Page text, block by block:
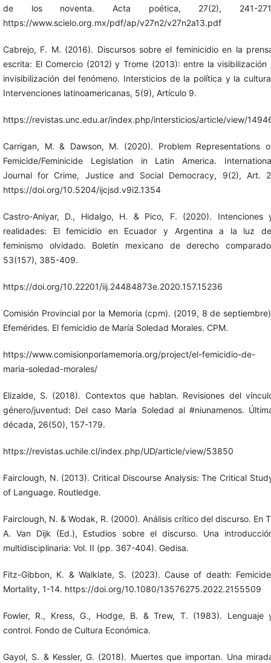
de los noventa. Acta poética, 27(2), 241-
https://www.scielo.org.mx/pdf/ap/v27n2/v27n2a13.pdf
Cabrejo, F. M. (2016). Discursos sobre el feminicidio en la
escrita: El Comercio (2012) y Trome (2013): entre la visibilización
invisibilización del fenómeno. Intersticios de la política y la
Intervenciones latinoamericanas, 5(9), Artículo 9.
https://revistas.unc.edu.ar/index.php/intersticios/article/view/
Carrigan, M. & Dawson, M. (2020). Problem Representations
Femicide/Feminicide Legislation in Latin America.
Journal for Crime, Justice and Social Democracy, 9(2), Art.
https://doi.org/10.5204/ijcjsd.v9i2.1354
Castro-Aniyar, D., Hidalgo, H. & Pico, F. (2020). Intenciones
realidades: El femicidio en Ecuador y Argentina a la luz
feminismo olvidado. Boletín mexicano de derecho
53(157), 385-409.
https://doi.org/10.22201/iij.24484873e.2020.157.15236
Comisión Provincial por la Memoria (cpm). (2019, 8 de
Efemérides. El femicidio de María Soledad Morales. CPM.
https://www.comisionporlamemoria.org/project/el-femicidio-de-
maria-soledad-morales/
Elizalde, S. (2018). Contextos que hablan. Revisiones del
género/juventud: Del caso María Soledad al #niunamenos.
década, 26(50), 157-179.
https://revistas.uchile.cl/index.php/UD/article/view/53850
Fairclough, N. (2013). Critical Discourse Analysis: The Critical
of Language. Routledge.
Fairclough, N. & Wodak, R. (2000). Análisis crítico del discurso. En
A. Van Dijk (Ed.), Estudios sobre el discurso. Una
multidisciplinaria: Vol. II (pp. 367-404). Gedisa.
Fitz-Gibbon, K. & Walklate, S. (2023). Cause of death:
Mortality, 1-14. https://doi.org/10.1080/13576275.2022.2155509
Fowler, R., Kress, G., Hodge, B. & Trew, T. (1983). Lenguaje
control. Fondo de Cultura Económica.
Gayol, S. & Kessler, G. (2018). Muertes que importan. Una